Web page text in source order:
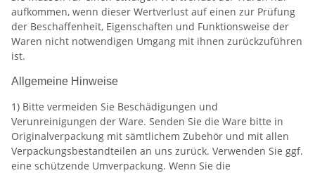
aufkommen, wenn dieser Wertverlust auf einen zur Prüfung
der Beschaffenheit, Eigenschaften und Funktionsweise der
Waren nicht notwendigen Umgang mit ihnen zurückzuführen
ist.
Allgemeine Hinweise
1) Bitte vermeiden Sie Beschädigungen und
Verunreinigungen der Ware. Senden Sie die Ware bitte in
Originalverpackung mit sämtlichem Zubehör und mit allen
Verpackungsbestandteilen an uns zurück. Verwenden Sie ggf.
eine schützende Umverpackung. Wenn Sie die